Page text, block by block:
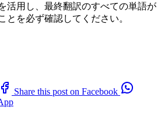
活用し、最終翻訳のすべての単語が
とを必ず確認してください。
Share this post on Facebook